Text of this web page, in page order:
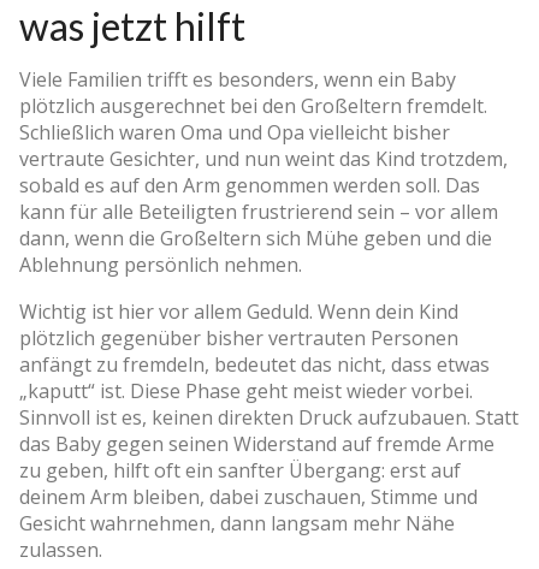
was jetzt hilft
Viele Familien trifft es besonders, wenn ein Baby
plötzlich ausgerechnet bei den Großeltern fremdelt.
Schließlich waren Oma und Opa vielleicht bisher
vertraute Gesichter, und nun weint das Kind trotzdem,
sobald es auf den Arm genommen werden soll. Das
kann für alle Beteiligten frustrierend sein – vor allem
dann, wenn die Großeltern sich Mühe geben und die
Ablehnung persönlich nehmen.
Wichtig ist hier vor allem Geduld. Wenn dein Kind
plötzlich gegenüber bisher vertrauten Personen
anfängt zu fremdeln, bedeutet das nicht, dass etwas
„kaputt“ ist. Diese Phase geht meist wieder vorbei.
Sinnvoll ist es, keinen direkten Druck aufzubauen. Statt
das Baby gegen seinen Widerstand auf fremde Arme
zu geben, hilft oft ein sanfter Übergang: erst auf
deinem Arm bleiben, dabei zuschauen, Stimme und
Gesicht wahrnehmen, dann langsam mehr Nähe
zulassen.